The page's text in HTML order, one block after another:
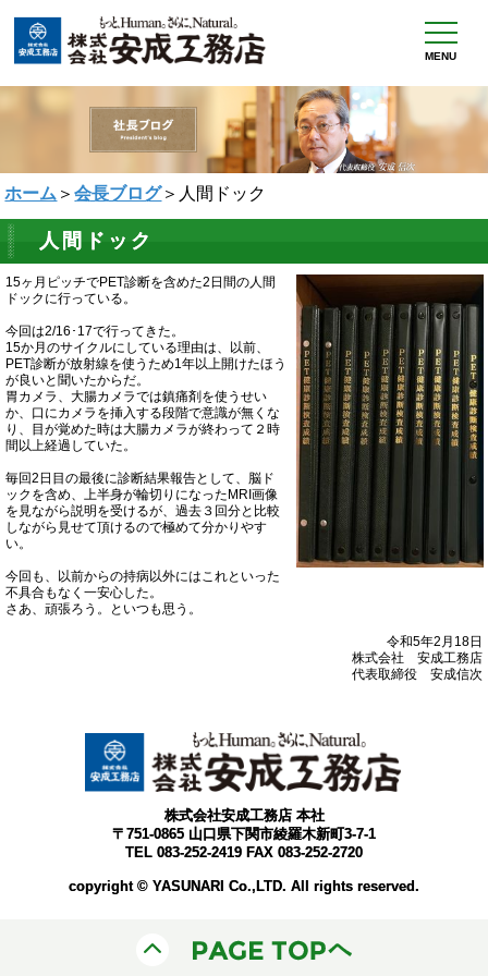
MENU
ホーム ＞会長ブログ＞人間ドック
人間ドック
15ヶ月ピッチでPET診断を含めた2日間の人間
ドックに行っている。
今回は2/16･17で行ってきた。
15か月のサイクルにしている理由は、以前、
PET診断が放射線を使うため1年以上開けたほう
が良いと聞いたからだ。
胃カメラ、大腸カメラでは鎮痛剤を使うせい
か、口にカメラを挿入する段階で意識が無くな
り、目が覚めた時は大腸カメラが終わって２時
間以上経過していた。
毎回2日目の最後に診断結果報告として、 脳ド
ックを含め、上半身が輪切りになった MRI画像
を見ながら説明を受けるが、過去３回分と比較
しながら見せて頂けるので極めて分かりやす
い。
今回も、以前からの持病以外にはこれといった
不具合もなく一安心した。
さあ、頑張ろう。といつも思う。
令和5年2月18日
株式会社 安成工務店
代表取締役 安成信次
株式会社安成工務店 本社
〒751-0865 山口県下関市綾羅木新町3-7-1
TEL 083-252-2419 FAX 083-252-2720
copyright © YASUNARI Co.,LTD. All rights reserved.